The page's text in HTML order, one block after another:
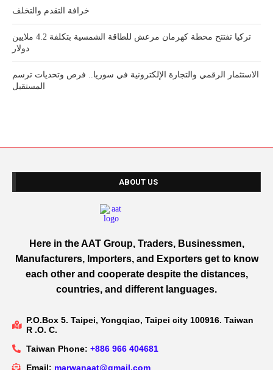
خرافة التقدم والتخلف
تركيا تفتتح محطة كهرمان مرعش للطاقة الشمسية بتكلفة 4.2 ملايين
دولار
الاستثمار الرقمي والتجارة الإلكترونية في سوريا.. فرص وتحديات ترسم
المستقبل
ABOUT US
Here in the AAT Group, Traders, Businessmen,
Manufacturers, Importers, and Exporters get to know
each other and cooperate despite the distances,
countries, and different languages.
P.O.Box 5. Taipei, Yongqiao, Taipei city 100916. Taiwan
R .O. C.
Taiwan Phone: +886 966 404681
Email: marwanaat@gmail.com